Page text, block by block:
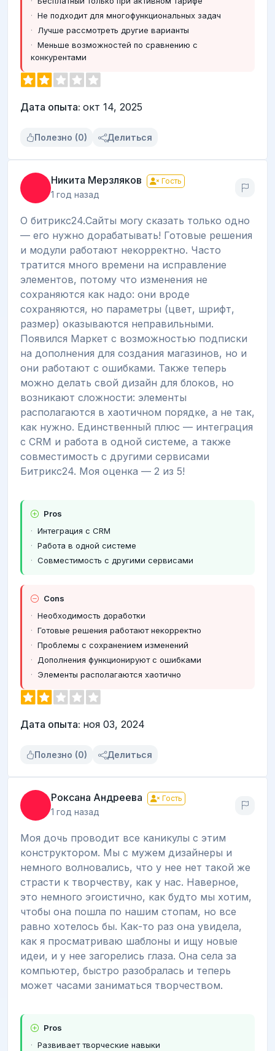
Не подходит для многофункциональных задач
Лучше рассмотреть другие варианты
Меньше возможностей по сравнению с
конкурентами
Дата опыта: окт 14, 2025
Полезно (0) Делиться
Никита Мерзляков Гость
1 год назад
О битрикс24.Сайты могу сказать только одно
— его нужно дорабатывать! Готовые решения
и модули работают некорректно. Часто
тратится много времени на исправление
элементов, потому что изменения не
сохраняются как надо: они вроде
сохраняются, но параметры (цвет, шрифт,
размер) оказываются неправильными.
Появился Маркет с возможностью подписки
на дополнения для создания магазинов, но и
они работают с ошибками. Также теперь
можно делать свой дизайн для блоков, но
возникают сложности: элементы
располагаются в хаотичном порядке, а не так,
как нужно. Единственный плюс — интеграция
с CRM и работа в одной системе, а также
совместимость с другими сервисами
Битрикс24. Моя оценка — 2 из 5!
Pros
Интеграция с CRM
Работа в одной системе
Совместимость с другими сервисами
Cons
Необходимость доработки
Готовые решения работают некорректно
Проблемы с сохранением изменений
Дополнения функционируют с ошибками
Элементы располагаются хаотично
Дата опыта: ноя 03, 2024
Полезно (0) Делиться
Роксана Андреева Гость
1 год назад
Моя дочь проводит все каникулы с этим
конструктором. Мы с мужем дизайнеры и
немного волновались, что у нее нет такой же
страсти к творчеству, как у нас. Наверное,
это немного эгоистично, как будто мы хотим,
чтобы она пошла по нашим стопам, но все
равно хотелось бы. Как-то раз она увидела,
как я просматриваю шаблоны и ищу новые
идеи, и у нее загорелись глаза. Она села за
компьютер, быстро разобралась и теперь
может часами заниматься творчеством.
Pros
Развивает творческие навыки